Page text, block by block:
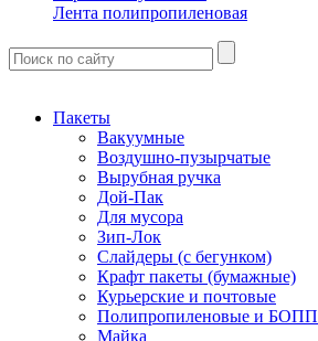
Лента полипропиленовая
Пакеты
Вакуумные
Воздушно-пузырчатые
Вырубная ручка
Дой-Пак
Для мусора
Зип-Лок
Слайдеры (с бегунком)
Крафт пакеты (бумажные)
Курьерские и почтовые
Полипропиленовые и БОПП
Майка